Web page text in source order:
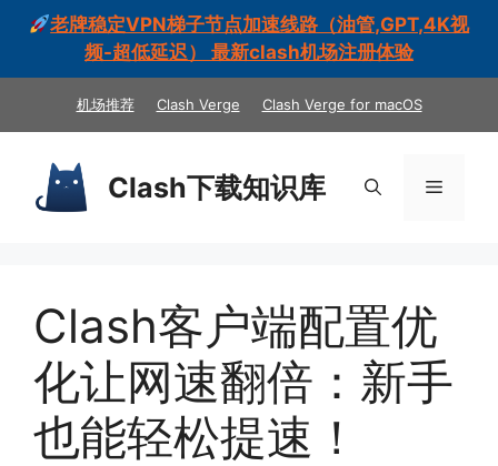
老牌稳定VPN梯子节点加速线路（油管,GPT,4K视
频-超低延迟） 最新clash机场注册体验
机场推荐 Clash Verge Clash Verge for macOS
Clash下载知识库 菜
Clash客户端配置优
化让网速翻倍：新手
也能轻松提速！